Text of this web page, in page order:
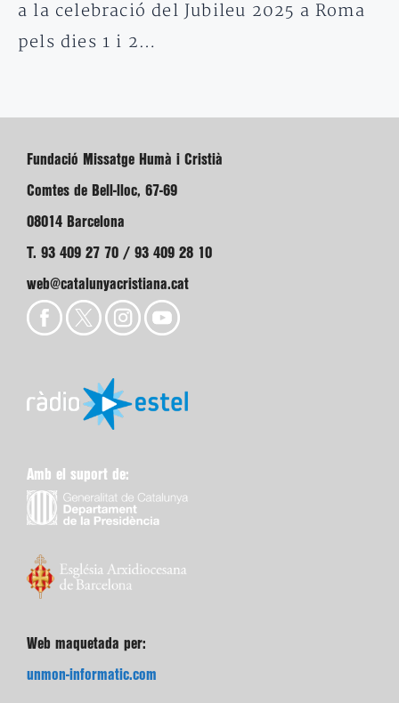
a la celebració del Jubileu 2025 a Roma
pels dies 1 i 2…
Fundació Missatge Humà i Cristià
Comtes de Bell-lloc, 67-69
08014 Barcelona
T. 93 409 27 70 / 93 409 28 10
web@catalunyacristiana.cat
Amb el suport de:
Web maquetada per:
unmon-informatic.com